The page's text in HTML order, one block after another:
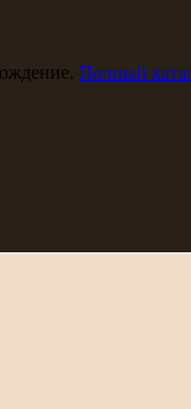
Полный